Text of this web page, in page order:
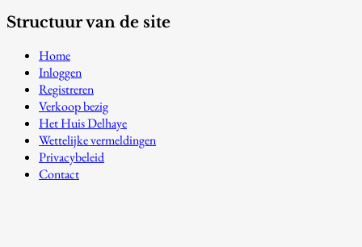
Structuur van de site
Home
Inloggen
Registreren
Verkoop bezig
Het Huis Delhaye
Wettelijke vermeldingen
Privacybeleid
Contact